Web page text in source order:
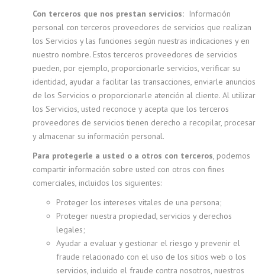
Con terceros que nos prestan servicios: Información
personal con terceros proveedores de servicios que realizan
los Servicios y las funciones según nuestras indicaciones y en
nuestro nombre. Estos terceros proveedores de servicios
pueden, por ejemplo, proporcionarle servicios, verificar su
identidad, ayudar a facilitar las transacciones, enviarle anuncios
de los Servicios o proporcionarle atención al cliente. Al utilizar
los Servicios, usted reconoce y acepta que los terceros
proveedores de servicios tienen derecho a recopilar, procesar
y almacenar su información personal.
Para protegerle a usted o a otros con terceros, podemos
compartir información sobre usted con otros con fines
comerciales, incluidos los siguientes:
Proteger los intereses vitales de una persona;
Proteger nuestra propiedad, servicios y derechos
legales;
Ayudar a evaluar y gestionar el riesgo y prevenir el
fraude relacionado con el uso de los sitios web o los
servicios, incluido el fraude contra nosotros, nuestros